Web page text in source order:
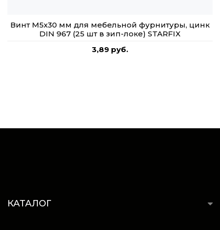
Винт М5х30 мм для мебельной фурнитуры, цинк
DIN 967 (25 шт в зип-локе) STARFIX
3,89 руб.
КАТАЛОГ